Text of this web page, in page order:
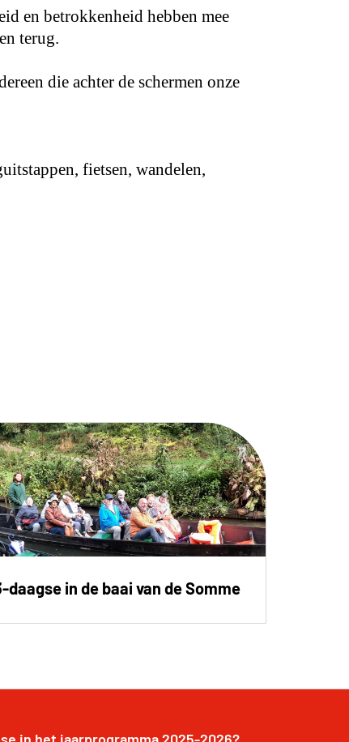
en betrokkenheid hebben mee
terug.
die achter de schermen onze
fietsen, wandelen,
daagse in de baai van de Somme
in het jaarprogramma 2025-2026?